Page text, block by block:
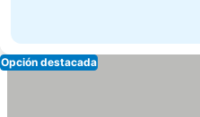
Opción destacada